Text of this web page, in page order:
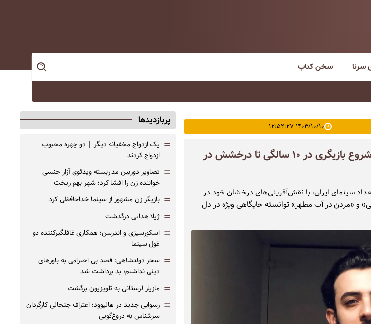
سرنا سخن کتاب
۱۴۰۳/۱۰/۱۰ ۱۲:۵۲:۲۷
بیوگرافی علی شادمان؛ از شروع بازیگری در ۱۰ سالگی تا درخشش در
سینمای ایران، با نقش‌آفرینی‌های درخشان خود در
و «مردن در آب مطهر» توانسته جایگاهی ویژه در دل
پربازدیدها
= یک ازدواج مخفیانه دیگر | دو چهره محبوب
ازدواج کردند
= تصاویر دوربین مداربسته ویدئوی آزار جنسی
خواننده زن را افشا کرد؛ شهر بهم ریخت
= بازیگر زن مشهور از سینما خداحافظی کرد
= ژیلا هدائی درگذشت
= اسکورسیزی و اندرسن؛ همکاری غافلگیرکننده دو
غول سینما
= سحر دولتشاهی: قصد بی احترامی به باورهای
دینی نداشتم؛ بد برداشت شد
= مازیار لرستانی به تلویزیون برگشت
= رسوایی جدید در هالیوود؛ اعتراف جنجالی کارگردان
سرشناس به دروغ‌گویی